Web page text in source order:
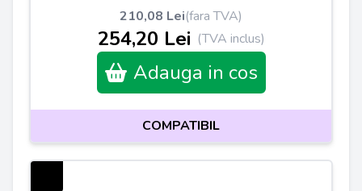
210,08 Lei(fara TVA)
254,20 Lei (TVA inclus)
Adauga in cos
COMPATIBIL